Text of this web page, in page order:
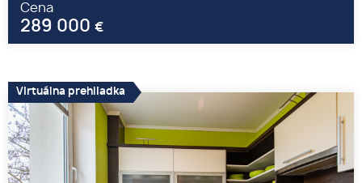
Cena
289 000 €
Virtuálna prehliadka